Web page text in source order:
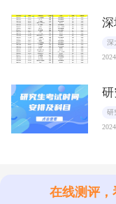
深
研
研
在线测评，